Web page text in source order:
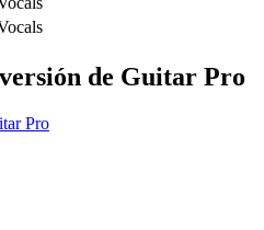
de Guitar Pro
Pro